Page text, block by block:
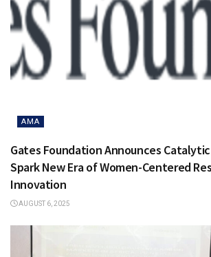
AMA
Gates Foundation Announces
Spark New Era of Women-Centered
Innovation
AUGUST 6, 2025